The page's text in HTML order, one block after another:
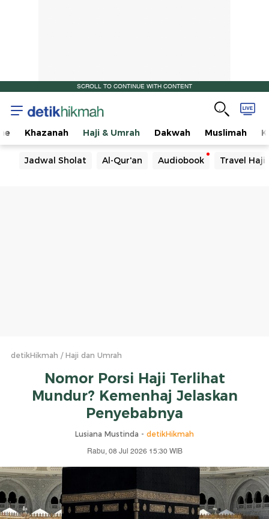
SCROLL TO CONTINUE WITH CONTENT
Khazanah Haji & Umrah Dakwah Muslimah
Jadwal Sholat Al-Qur'an Audiobook Travel Haji
detikHikmah Haji dan Umrah
Nomor Porsi Haji Terlihat
Mundur? Kemenhaj Jelaskan
Penyebabnya
Lusiana Mustinda - detikHikmah
Rabu, 08 Jul 2026 15:30 WIB